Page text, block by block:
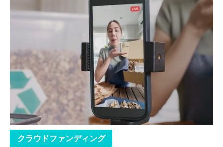
クラウドファンディング